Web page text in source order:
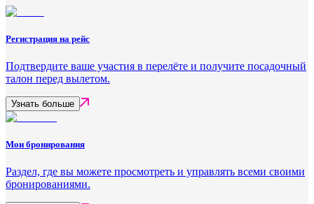
Регистрация на рейс
Подтвердите ваше участия в перелёте и получите посадочный
талон перед вылетом.
Узнать больше
Мои бронирования
Раздел, где вы можете просмотреть и управлять всеми своими
бронированиями.